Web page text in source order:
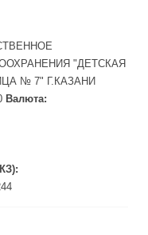
"ДЕТСКАЯ
№ 7" Г.КАЗАНИ
Валюта: